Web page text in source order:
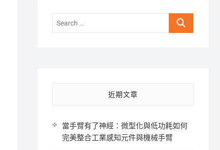
Search
近期文章
當手臂有了神經：微型化與低功耗如何
完美整合工業感知元件與機械手臂